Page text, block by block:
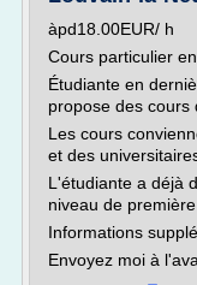
àpd18.00EUR/ h
Cours particulier
Étudiante en
propose des cours
Les cours
et des
L'étudiante a déjà
niveau de
Informations
Envoyez moi à